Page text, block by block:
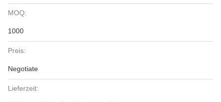
MOQ:
1000
Preis:
Negotiate
Lieferzeit: